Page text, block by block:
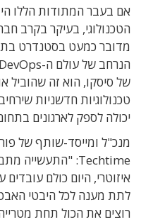
אם בעבר המתודות הללו
הטכנולוגי, בעיקר בקרב
מדובר כמעט בסטנדרט
של סיסקו, הוא זה שהוביל
טכנולוגיות חדשניות
יכולה לספק לארגונים
מנכ"ל ומייסד-שותף של
איזוטרי, היום כולם
לתת מענה לכל היבטי
רוצים את הכול תחת